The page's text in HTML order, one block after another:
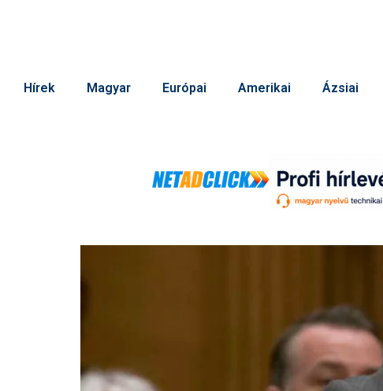
Hírek Magyar Európai Amerikai Ázsiai